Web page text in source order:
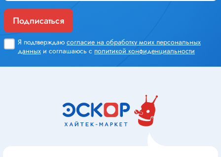
Подписаться
Я подтверждаю согласие на обработку моих персональных
данных и соглашаюсь с политикой конфиденциальности